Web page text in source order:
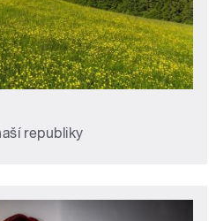
republiky